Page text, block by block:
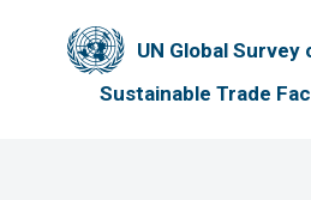
UN Global Survey
Sustainable Trade